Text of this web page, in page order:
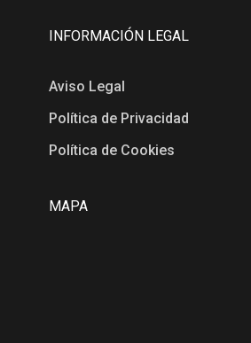
INFORMACIÓN LEGAL
Aviso Legal
Política de Privacidad
Política de Cookies
MAPA